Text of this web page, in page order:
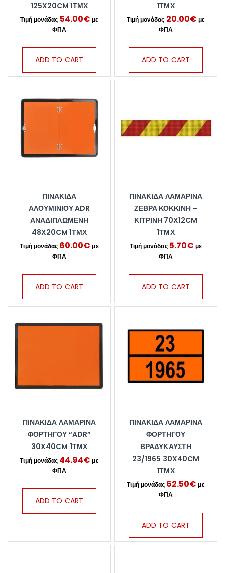
125X20CM 1ΤΜΧ
54.00€
ADD TO CART
1ΤΜΧ
20.00€
ADD TO CART
ΠΙΝΑΚΊΔΑ
ΑΛΟΥΜΙΝΊΟΥ ADR
ΑΝΑΔΙΠΛΏΜΕΝΗ
48X20CM 1ΤΜΧ
60.00€
ADD TO CART
ΠΙΝΑΚΊΔΑ ΛΑΜΑΡΊΝΑ
ΖΈΒΡΑ ΚΌΚΚΙΝΗ –
ΚΊΤΡΙΝΗ 70X12CM
1ΤΜΧ
5.70€
ADD TO CART
ΠΙΝΑΚΊΔΑ ΛΑΜΑΡΊΝΑ
ΦΟΡΤΗΓΟΎ “ADR”
30X40CM 1ΤΜΧ
44.94€
ADD TO CART
ΠΙΝΑΚΊΔΑ ΛΑΜΑΡΊΝΑ
ΦΟΡΤΗΓΟΎ
ΒΡΑΔΎΚΑΥΣΤΗ
23/1965 30X40CM
1ΤΜΧ
62.50€
ADD TO CART